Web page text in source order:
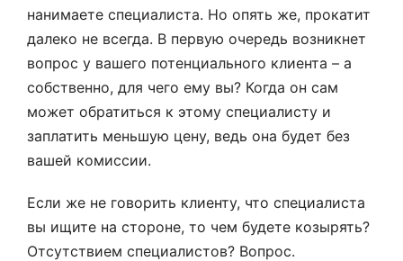
нанимаете специалиста. Но опять же, прокатит
далеко не всегда. В первую очередь возникнет
вопрос у вашего потенциального клиента – а
собственно, для чего ему вы? Когда он сам
может обратиться к этому специалисту и
заплатить меньшую цену, ведь она будет без
вашей комиссии.
Если же не говорить клиенту, что специалиста
вы ищите на стороне, то чем будете козырять?
Отсутствием специалистов? Вопрос.